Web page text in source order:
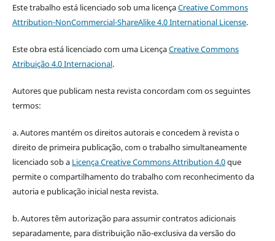
Este trabalho está licenciado sob uma licençaCreative Commons
Attribution-NonCommercial-ShareAlike 4.0 International License.
Este obra está licenciado com uma LicençaCreative Commons
Atribuição 4.0 Internacional.
Autores que publicam nesta revista concordam com os seguintes
termos:
a. Autores mantém os direitos autorais e concedem à revista o
direito de primeira publicação, com o trabalho simultaneamente
licenciado sob a Licença Creative Commons Attribution 4.0que
permite o compartilhamento do trabalho com reconhecimento da
autoria e publicação inicial nesta revista.
b. Autores têm autorização para assumir contratos adicionais
separadamente, para distribuição não-exclusiva da versão do